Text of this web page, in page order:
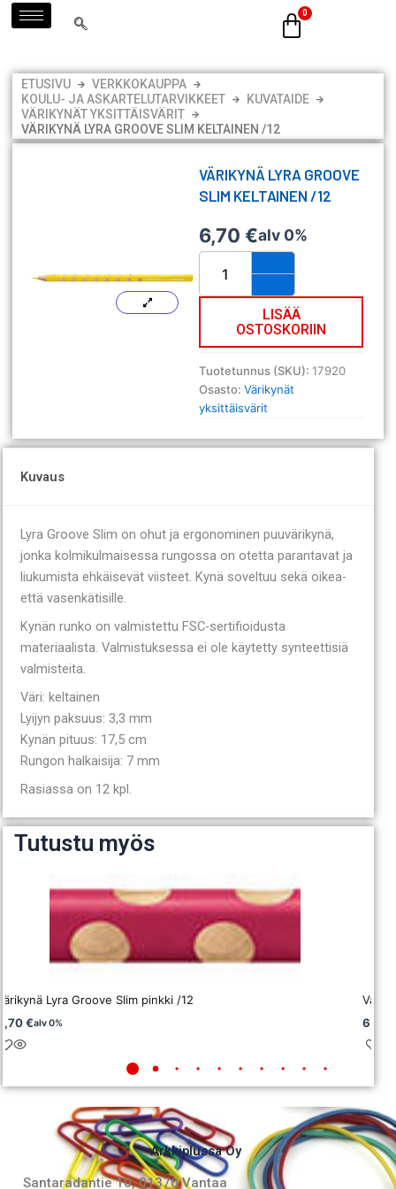
Siirry
sisältöön
ETUSIVU
VERKKOKAUPPA
KOULU- JA ASKARTELUTARVIKKEET
KUVATAIDE
VÄRIKYNÄT YKSITTÄISVÄRIT
VÄRIKYNÄ LYRA GROOVE SLIM KELTAINEN /12
VÄRIKYNÄ LYRA GROOVE
SLIM KELTAINEN /12
6,70€alv 0%
Värikynä
Lyra
Groove
keltainen
/12
määrä
LISÄÄ
OSTOSKORIIN
Tuotetunnus (SKU):17920
Osasto:Värikynät
yksittäisvärit
Kuvaus
Lyra Groove Slim on ohut ja ergonominen puuvärikynä,
jonka kolmikulmaisessa rungossa on otetta parantavat ja
liukumista ehkäisevät viisteet. Kynä soveltuu sekä oikea-
että vasenkätisille.
Kynän runko on valmistettu FSC-sertifioidusta
materiaalista. Valmistuksessa ei ole käytetty synteettisiä
valmisteita.
Väri: keltainen
Lyijyn paksuus: 3,3 mm
Kynän pituus: 17,5 cm
Rungon halkaisija: 7 mm
Rasiassa on 12 kpl.
Tutustu myös
Lyra Groove Slim pinkki /12
€alv 0%
6,70
Arkkiplussa Oy
Santaradantie 10, 01370 Vantaa​